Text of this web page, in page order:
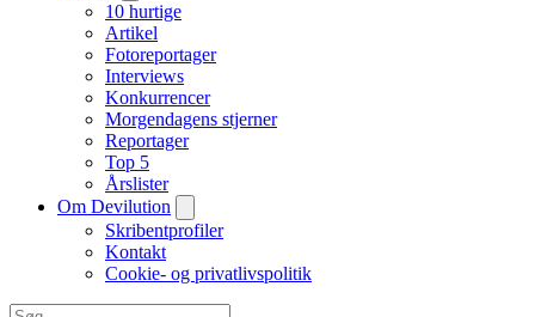
10 hurtige
Artikel
Fotoreportager
Interviews
Konkurrencer
Morgendagens stjerner
Reportager
Top 5
Årslister
Om Devilution
Skribentprofiler
Kontakt
Cookie- og privatlivspolitik